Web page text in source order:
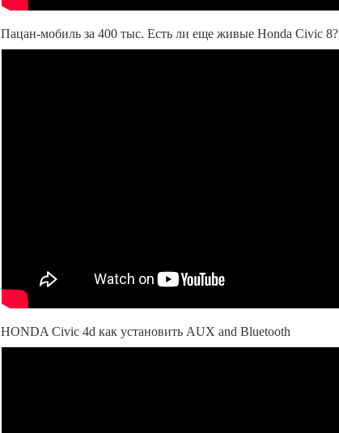
Пацан-мобиль за 400 тыс. Есть ли еще живые Honda Civic 8?
HONDA Civic 4d как установить AUX and Bluetooth